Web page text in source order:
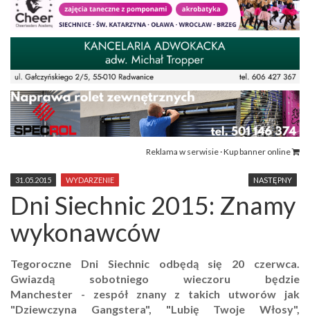
Reklama w serwisie · Kup banner online
NASTĘPNY
31.05.2015 WYDARZENIE
Dni Siechnic 2015: Znamy
wykonawców
Tegoroczne Dni Siechnic odbędą się 20 czerwca.
Gwiazdą sobotniego wieczoru będzie
Manchester
- zespół znany z takich utworów jak
"Dziewczyna Gangstera", "Lubię Twoje Włosy",